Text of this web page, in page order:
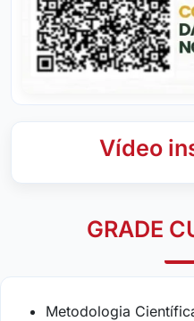
Vídeo
GRADE
Metodologia